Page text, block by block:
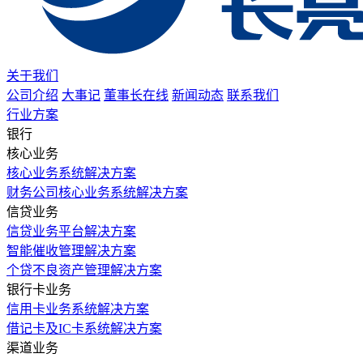
关于我们
公司介绍 大事记 董事长在线 新闻动态 联系我们
行业方案
银行
核心业务
核心业务系统解决方案
财务公司核心业务系统解决方案
信贷业务
信贷业务平台解决方案
智能催收管理解决方案
个贷不良资产管理解决方案
银行卡业务
信用卡业务系统解决方案
借记卡及IC卡系统解决方案
渠道业务